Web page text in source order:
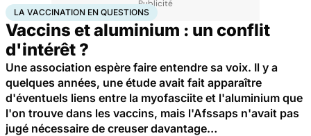
AccueilSantéMédicamentsLa vaccination en questions
LA VACCINATION EN QUESTIONS
Vaccins et aluminium : un conflit
d'intérêt ?
Une association espère faire entendre sa voix. Il y a
quelques années, une étude avait fait apparaître
d'éventuels liens entre la myofasciite et l'aluminium que
l'on trouve dans les vaccins, mais l'Afssaps n'avait pas
jugé nécessaire de creuser davantage…